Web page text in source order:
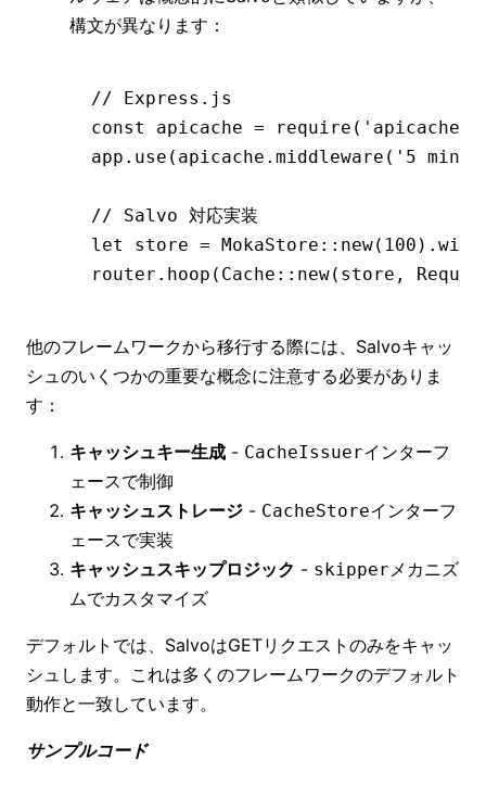
構文が異なります：
// Express.js
const
apicache = require ( 'apicache'
app .use ( apicache .middleware ( '5
// Salvo 対応実装
let
store = MokaStore:: new( 100 )
router .hoop (Cache:: new(store ,
他のフレームワークから移行する際には、Salvoキャッ
シュのいくつかの重要な概念に注意する必要がありま
す：
キャッシュキー生成 - CacheIssuerインターフ
ェースで制御
キャッシュストレージ - CacheStoreインターフ
ェースで実装
キャッシュスキップロジック - skipper メカニズ
ムでカスタマイズ
デフォルトでは、SalvoはGETリクエストのみをキャッ
シュします。これは多くのフレームワークのデフォルト
動作と一致しています。
サンプルコード